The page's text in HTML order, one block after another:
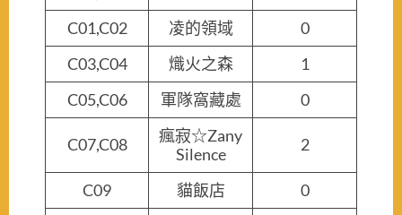
C01,C02
凌的領域
0
C03,C04
熾火之森
1
C05,C06
軍隊窩藏處 0
C07,C08
瘋寂☆Zany
Silence
2
C09 貓飯店
0